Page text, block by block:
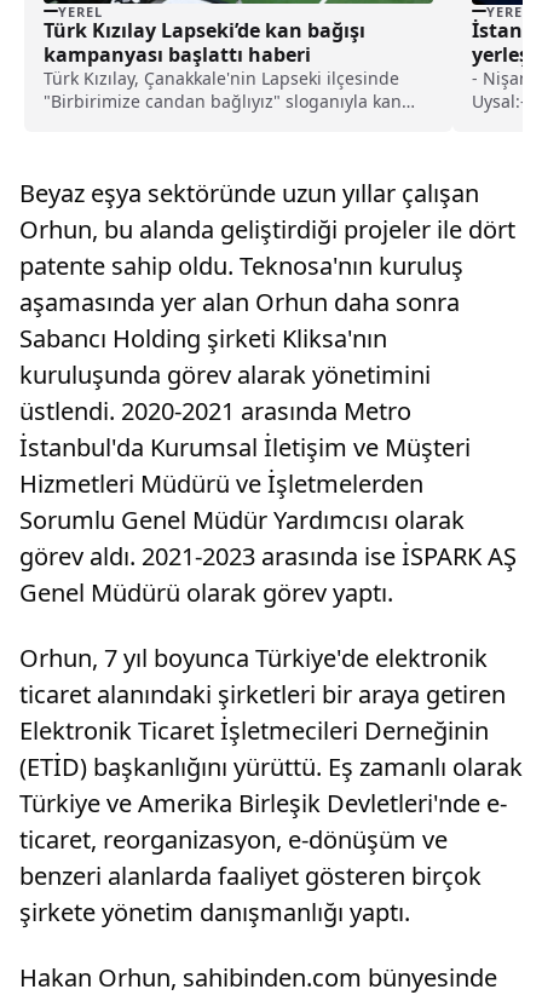
YEREL
Türk Kızılay Lapseki’de kan bağışı
kampanyası başlattı haberi
Türk Kızılay, Çanakkale'nin Lapseki ilçesinde
"Birbirimize candan bağlıyız" sloganıyla kan
kampanyasına şimdiy...
YEREL
-
Uysal:-
Beyaz eşya sektöründe uzun yıllar çalışan
Orhun, bu alanda geliştirdiği projeler ile dört
patente sahip oldu. Teknosa'nın kuruluş
aşamasında yer alan Orhun daha sonra
Sabancı Holding şirketi Kliksa'nın
kuruluşunda görev alarak yönetimini
üstlendi. 2020-2021 arasında Metro
İstanbul'da Kurumsal İletişim ve Müşteri
Hizmetleri Müdürü ve İşletmelerden
Sorumlu Genel Müdür Yardımcısı olarak
görev aldı. 2021-2023 arasında ise İSPARK AŞ
Genel Müdürü olarak görev yaptı.
Orhun, 7 yıl boyunca Türkiye'de elektronik
ticaret alanındaki şirketleri bir araya getiren
Elektronik Ticaret İşletmecileri Derneğinin
(ETİD) başkanlığını yürüttü. Eş zamanlı olarak
Türkiye ve Amerika Birleşik Devletleri'nde e-
ticaret, reorganizasyon, e-dönüşüm ve
benzeri alanlarda faaliyet gösteren birçok
şirkete yönetim danışmanlığı yaptı.
Hakan Orhun, sahibinden.com bünyesinde